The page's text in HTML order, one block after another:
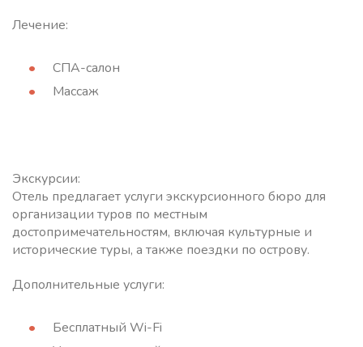
Лечение:
СПА-салон
Массаж
Экскурсии:
Отель предлагает услуги экскурсионного бюро для
организации туров по местным
достопримечательностям, включая культурные и
исторические туры, а также поездки по острову.
Дополнительные услуги:
Бесплатный Wi-Fi